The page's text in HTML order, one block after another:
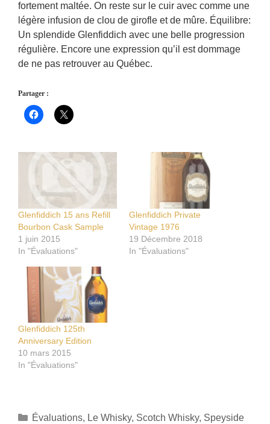
fortement maltée. On reste sur le cuir avec comme une
légère infusion de clou de girofle et de mûre. Équilibre:
Un splendide Glenfiddich avec une belle progression
régulière. Encore une expression qu’il est dommage
de ne pas retrouver au Québec.
Partager :
Glenfiddich 15 ans Refill
Bourbon Cask Sample
1 juin 2015
In "Évaluations"
Glenfiddich Private
Vintage 1976
19 Décembre 2018
In "Évaluations"
Glenfiddich 125th
Anniversary Edition
10 mars 2015
In "Évaluations"
Catégories
Évaluations, Le Whisky, Scotch Whisky, Speyside